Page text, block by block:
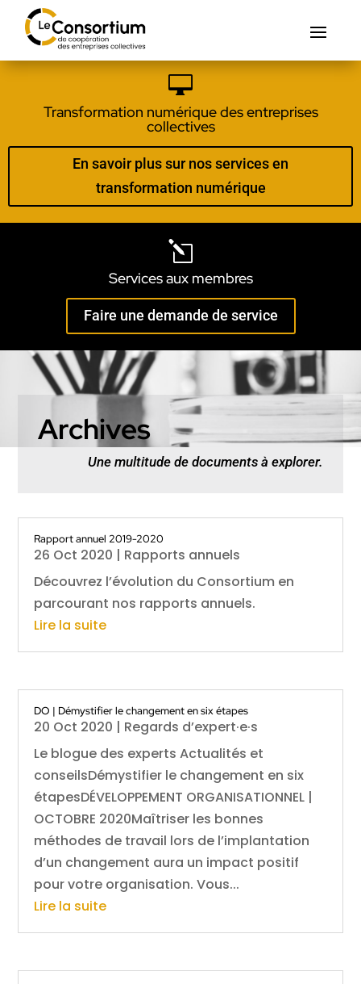

Transformation numérique des entreprises
collectives
En savoir plus sur nos services en
transformation numérique
l
Services aux membres
Faire une demande de service
Archives
Une multitude de documents à explorer.
Rapport annuel 2019-2020
26 Oct 2020 | Rapports annuels
Découvrez l’évolution du Consortium en
parcourant nos rapports annuels.
Lire la suite
DO | Démystifier le changement en six étapes
20 Oct 2020 | Regards d’expert·e·s
Le blogue des experts Actualités et
conseilsDémystifier le changement en six
étapesDÉVELOPPEMENT ORGANISATIONNEL |
OCTOBRE 2020Maîtriser les bonnes
méthodes de travail lors de l’implantation
d’un changement aura un impact positif
pour votre organisation. Vous...
Lire la suite